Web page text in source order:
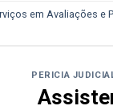
em Avaliações e
PERICIA